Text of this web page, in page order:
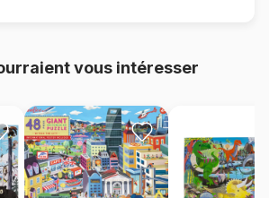
vous intéresser